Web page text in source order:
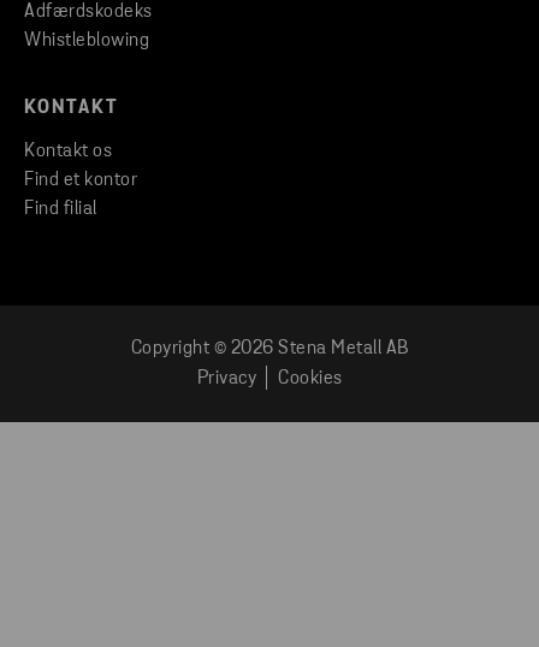
Adfærdskodeks
Whistleblowing
KONTAKT
Kontakt os
Find et kontor
Find filial
Copyright © 2026 Stena Metall AB
Privacy
Cookies